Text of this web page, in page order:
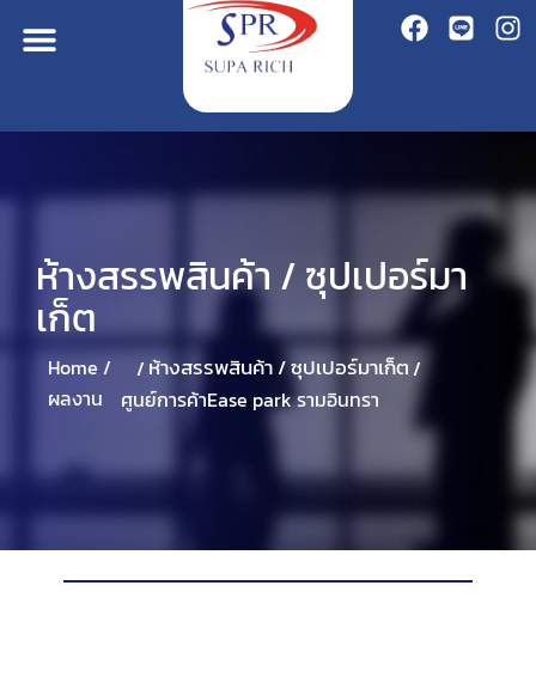
ห้างสรรพสินค้า / ซุปเปอร์มา
เก็ต
Home /
ผลงาน
/ ห้างสรรพสินค้า / ซุปเปอร์มาเก็ต /
ศูนย์การค้าEase park รามอินทรา